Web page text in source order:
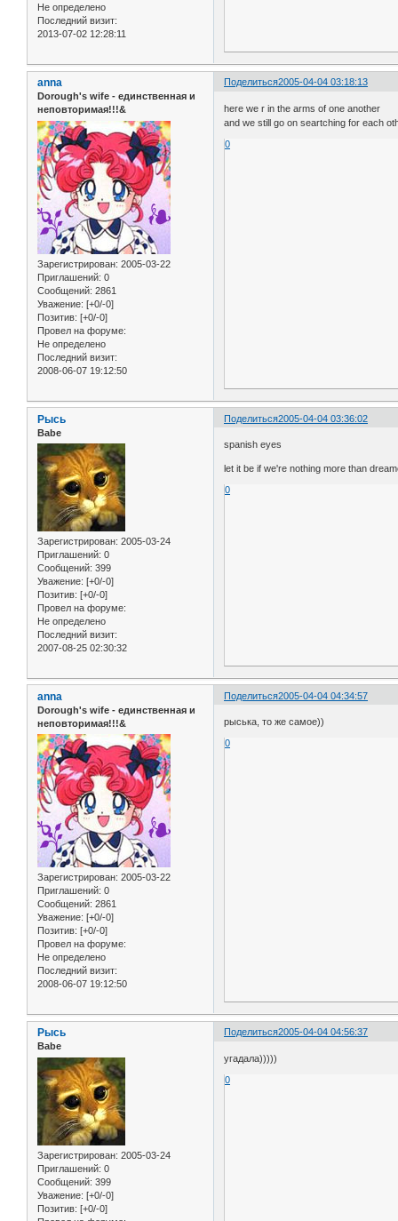
Не определено
Последний визит:
2013-07-02 12:28:11
Поделиться2005-04-04 03:18:13
anna
Dorough's wife - единственная и
неповторимая!!!&
Зарегистрирован: 2005-03-22
Приглашений: 0
Сообщений: 2861
Уважение: [+0/-0]
Позитив: [+0/-0]
Провел на форуме:
Не определено
Последний визит:
2008-06-07 19:12:50
here we r in the arms of one another
and we still go on seartching for each
0
Поделиться2005-04-04 03:36:02
Рысь
Babe
Зарегистрирован: 2005-03-24
Приглашений: 0
Сообщений: 399
Уважение: [+0/-0]
Позитив: [+0/-0]
Провел на форуме:
Не определено
Последний визит:
2007-08-25 02:30:32
spanish eyes
let it be if we're nothing more than
0
Поделиться2005-04-04 04:34:57
anna
Dorough's wife - единственная и
неповторимая!!!&
Зарегистрирован: 2005-03-22
Приглашений: 0
Сообщений: 2861
Уважение: [+0/-0]
Позитив: [+0/-0]
Провел на форуме:
Не определено
Последний визит:
2008-06-07 19:12:50
рыська, то же самое))
0
Поделиться2005-04-04 04:56:37
Рысь
Babe
Зарегистрирован: 2005-03-24
Приглашений: 0
Сообщений: 399
Уважение: [+0/-0]
Позитив: [+0/-0]
угадала)))))
0